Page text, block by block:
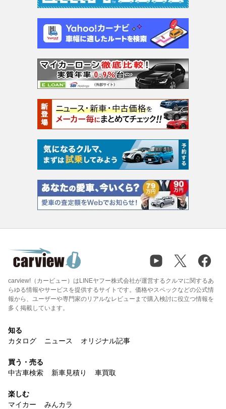
carview!（カービュー）はLINEヤフー株式会社が運営するクルマに関するあ
らゆる情報やサービスを提供するサイトです。価格やスペックなどの公式情
報から、ユーザーや専門家のリアルなレビューまで購入検討に役立つ情報を
多く掲載しています。
知る
カタログ
ニュース オリジナル記事
買う・売る
中古車検索
新車見積り 車買取
楽しむ
マイカー
みんカラ